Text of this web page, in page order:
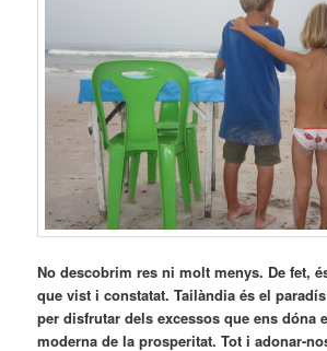
No descobrim res ni molt menys. De fet,
que vist i constatat. Tailàndia és el
per disfrutar dels excessos que ens dóna
moderna de la prosperitat. Tot i adonar-